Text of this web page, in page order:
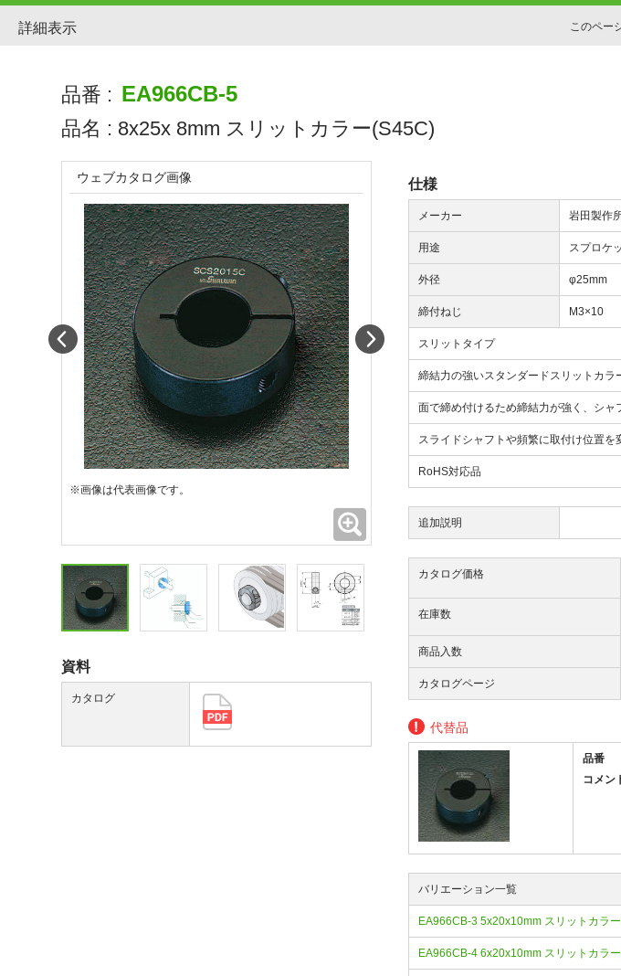
詳細表示 このペー
品番 : EA966CB-5
品名 : 8x25x 8mm スリットカラー(S45C)
仕様
メーカー 岩田製作
用途 スプロケ
外径 φ25mm
締付ねじ M3×10
スリットタイプ
締結力の強いスタンダードスリットカラ
面で締め付けるため締結力が強く、シャ
スライドシャフトや頻繁に取付け位置を
RoHS対応品
追加説明
カタログ価格
在庫数
商品入数
カタログページ
代替品
品番
コメン
バリエーション一覧
EA966CB-3 5x20x10mm スリットカラ
EA966CB-4 6x20x10mm スリットカラ
ウェブカタログ画像
※画像は代表画像です。
Prev
資料
カタログ